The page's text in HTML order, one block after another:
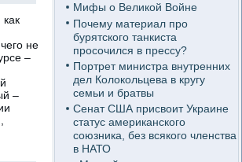
не
–
–
Мифы о Великой Войне
Почему материал про
бурятского танкиста
просочился в прессу?
Портрет министра внутренних
дел Колокольцева в кругу
семьи и братвы
Сенат США присвоит Украине
статус американского
союзника, без всякого членства
в НАТО